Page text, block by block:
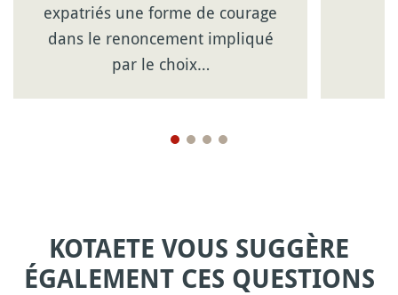
expatriés une forme de courage
dans le renoncement impliqué
par le choix…
KOTAETE VOUS SUGGÈRE
ÉGALEMENT CES QUESTIONS